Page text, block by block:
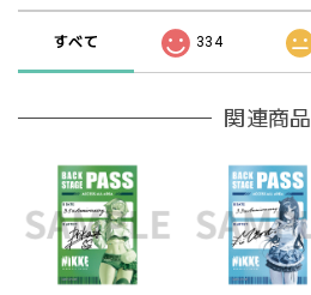
すべて 334
関連商品